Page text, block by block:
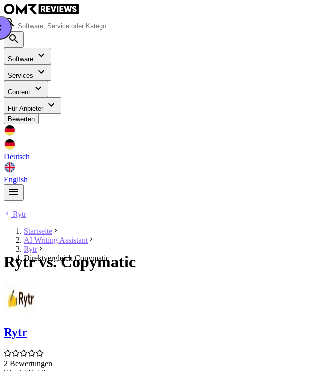
Software
Services
Content
Für Anbieter
Bewerten
Deutsch
English
Rytr
Startseite
AI Writing Assistant
Rytr
Direktvergleich Copymatic
Rytr vs. Copymatic
Rytr
2 Bewertungen